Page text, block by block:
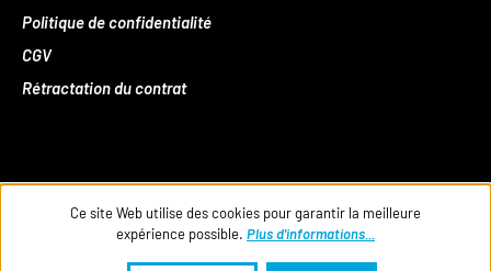
Politique de confidentialité
CGV
Rétractation du contrat
Ce site Web utilise des cookies pour garantir la meilleure
expérience possible. Plus d'informations...